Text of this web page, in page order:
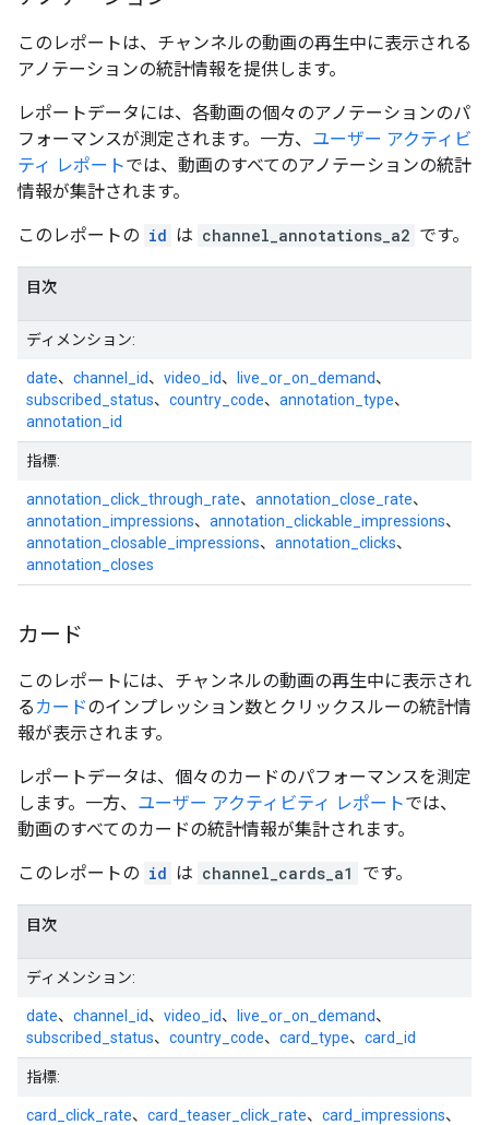
このレポートは、チャンネルの動画の再生中に表示される
アノテーションの統計情報を提供します。
レポートデータには、各動画の個々のアノテーションのパ
フォーマンスが測定されます。一方、 ユーザー アクティビ
ティ レポートでは、動画のすべてのアノテーションの統計
情報が集計されます。
このレポートの id は channel_annotations_a2 です。
目次
ディメンション:
date、 channel_id、 video_id、 live_or_on_demand、
subscribed_status、 country_code、 annotation_type、
annotation_id
指標:
annotation_click_through_rate、 annotation_close_rate、
annotation_impressions、 annotation_clickable_impressions、
annotation_closable_impressions、 annotation_clicks、
annotation_closes
カード
このレポートには、チャンネルの動画の再生中に表示され
る カードのインプレッション数とクリックスルーの統計情
報が表示されます。
レポートデータは、個々のカードのパフォーマンスを測定
します。一方、 ユーザー アクティビティ レポートでは、
動画のすべてのカードの統計情報が集計されます。
このレポートの id は channel_cards_a1 です。
目次
ディメンション:
date、 channel_id、 video_id、 live_or_on_demand、
subscribed_status、 country_code、 card_type、 card_id
指標:
card_click_rate、 card_teaser_click_rate、 card_impressions、